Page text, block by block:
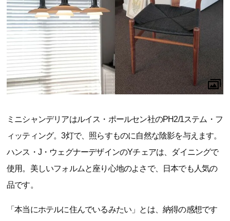
ミニシャンデリアはルイス・ポールセン社のPH2/1ステム・フ
ィッティング。3灯で、照らすものに自然な陰影を与えます。
ハンス・J・ウェグナーデザインのYチェアは、ダイニングで
使用。美しいフォルムと座り心地のよさで、日本でも人気の
品です。
「本当にホテルに住んでいるみたい」とは、納得の感想です